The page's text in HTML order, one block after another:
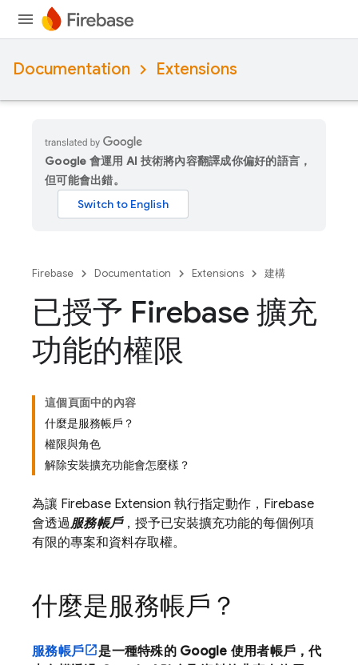
Documentation Extensions
Google 會運用 AI 技術將內容翻譯成你偏好的語言，
但可能會出錯。
Firebase Documentation Extensions 建構
已授予 Firebase 擴充
功能的權限
這個頁面中的內容
什麼是服務帳戶？
權限與角色
解除安裝擴充功能會怎麼樣？
為讓 Firebase Extension 執行指定動作，Firebase
會透過服務帳戶，授予已安裝擴充功能的每個例項
有限的專案和資料存取權。
什麼是服務帳戶？
服務帳戶
是一種特殊的 Google 使用者帳戶，代